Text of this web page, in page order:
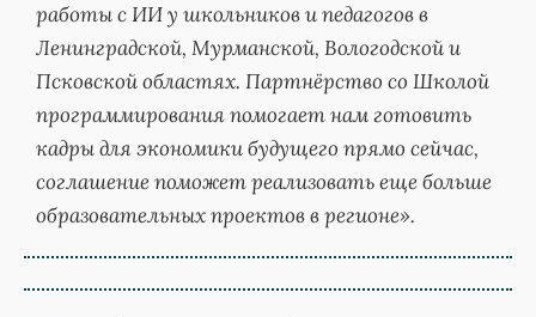
работы с ИИ у школьников и педагогов в
Ленинградской, Мурманской, Вологодской и
Псковской областях. Партнёрство со Школой
программирования помогает нам готовить
кадры для экономики будущего прямо сейчас,
соглашение поможет реализовать еще больше
образовательных проектов в регионе».